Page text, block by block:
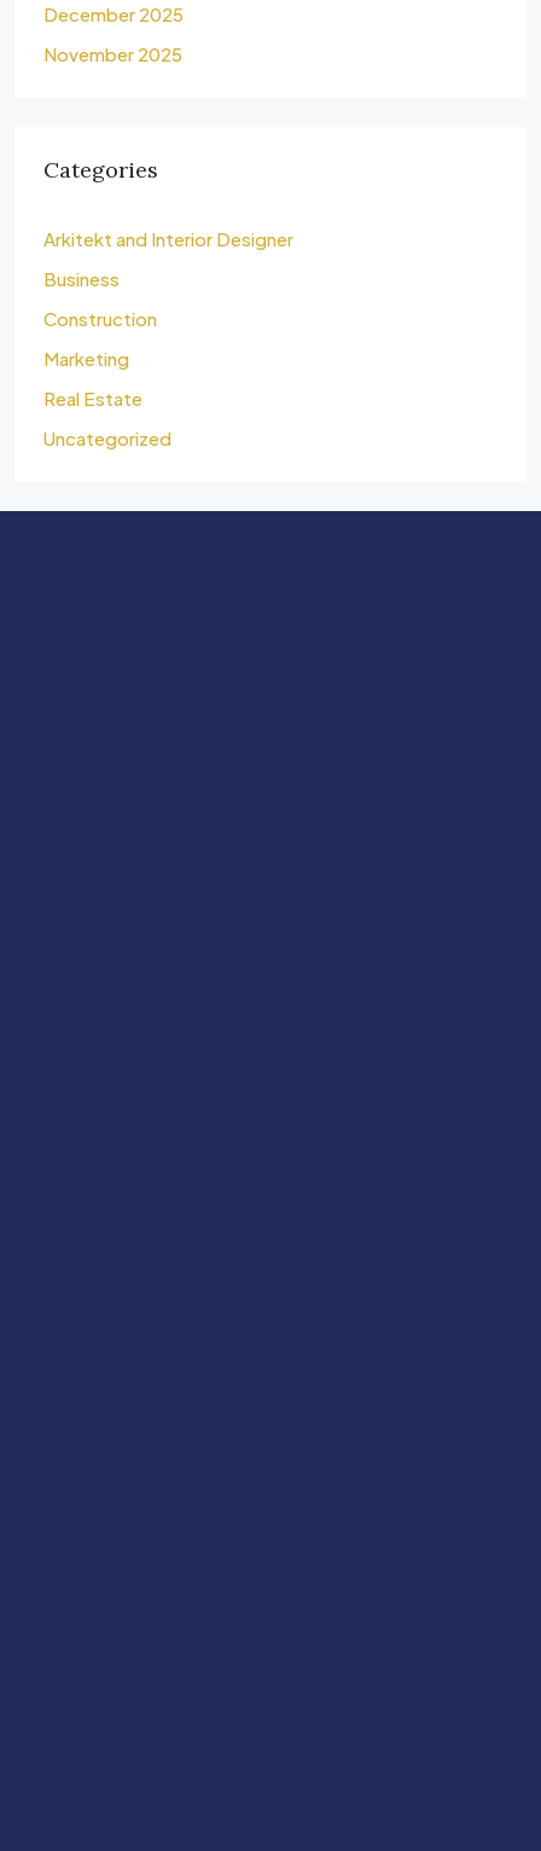
December 2025
November 2025
Categories
Arkitekt and Interior Designer
Business
Construction
Marketing
Real Estate
Uncategorized